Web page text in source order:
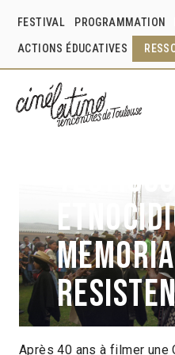
FESTIVAL PROGRAMMATION
ACTIONS ÉDUCATIVES
Après 40 ans à filmer une